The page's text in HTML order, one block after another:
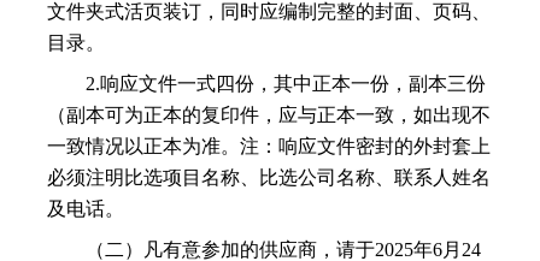
文件夹式活页装订，同时应编制完整的封面、页码、
目录。
2.响应文件一式四份，其中正本一份，副本三份
（副本可为正本的复印件，应与正本一致，如出现不
一致情况以正本为准。注：响应文件密封的外封套上
必须注明比选项目名称、比选公司名称、联系人姓名
及电话。
（二）凡有意参加的供应商，请于2025年6月 24